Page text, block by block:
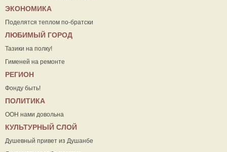
ЭКОНОМИКА
Поделятся теплом по-братски
ЛЮБИМЫЙ ГОРОД
Тазики на полку!
Гименей на ремонте
РЕГИОН
Фонду быть!
ПОЛИТИКА
ООН нами довольна
КУЛЬТУРНЫЙ СЛОЙ
Душевный привет из Душанбе